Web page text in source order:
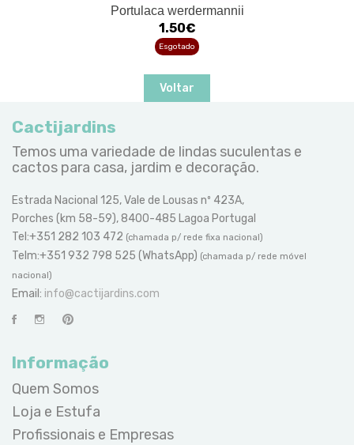
Portulaca werdermannii
1.50€
Esgotado
Voltar
Cactijardins
Temos uma variedade de lindas suculentas e
cactos para casa, jardim e decoração.
Estrada Nacional 125, Vale de Lousas nº 423A,
Porches (km 58-59), 8400-485 Lagoa Portugal
Tel:+351 282 103 472 (chamada p/ rede fixa nacional)
Telm:+351 932 798 525 (WhatsApp) (chamada p/ rede móvel
nacional)
Email: info@cactijardins.com
Informação
Quem Somos
Loja e Estufa
Profissionais e Empresas